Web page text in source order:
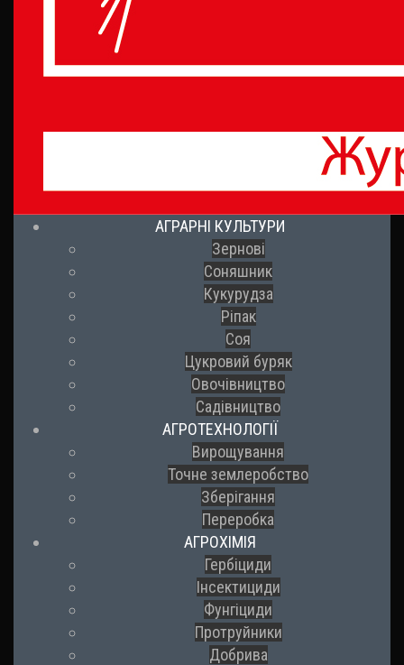
АГРАРНІ КУЛЬТУРИ
Зернові
Соняшник
Кукурудза
Ріпак
Соя
Цукровий буряк
Овочівництво
Садівництво
АГРОТЕХНОЛОГІЇ
Вирощування
Точне землеробство
Зберігання
Переробка
АГРОХІМІЯ
Гербіциди
Інсектициди
Фунгіциди
Протруйники
Добрива